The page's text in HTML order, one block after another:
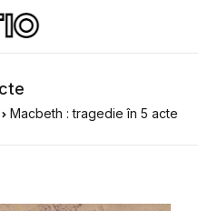
Macbeth : tragedie în 5 acte